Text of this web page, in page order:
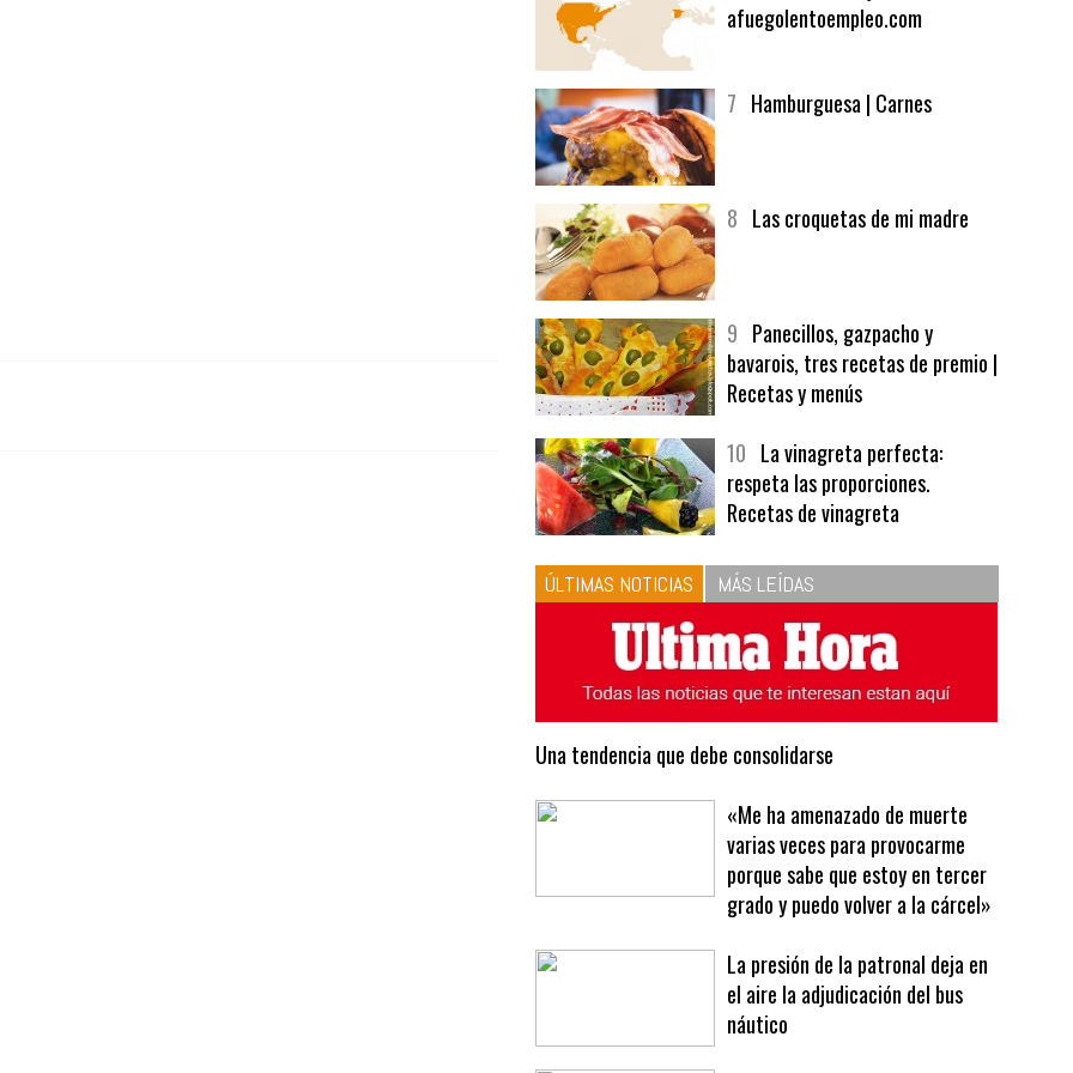
afuegolentoempleo.com
bavarois, tres recetas de premio |
Recetas y menús
respeta las proporciones.
Recetas de vinagreta
ÚLTIMAS NOTICIAS MÁS LEÍDAS
Una tendencia que debe consolidarse
«Me ha amenazado de muerte
porque sabe que estoy en tercer
grado y puedo volver a la cárcel»